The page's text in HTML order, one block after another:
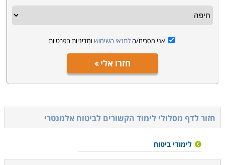
אני מסכים/ה לתנאי השימוש ומדיניות הפרטיות
חזרו אלי
חזור לדף מסלולי לימוד הקשורים לביטוח אלמנטרי
לימודי ביטוח